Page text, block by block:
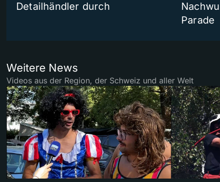
Detailhändler durch
Parade
Weitere News
Videos aus der Region, der Schweiz und aller Welt